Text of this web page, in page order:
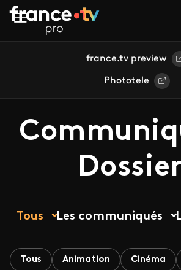
Aller au contenu principal
france.tv preview
Phototele
Tous Les communiqués
Tous Animation Cinéma